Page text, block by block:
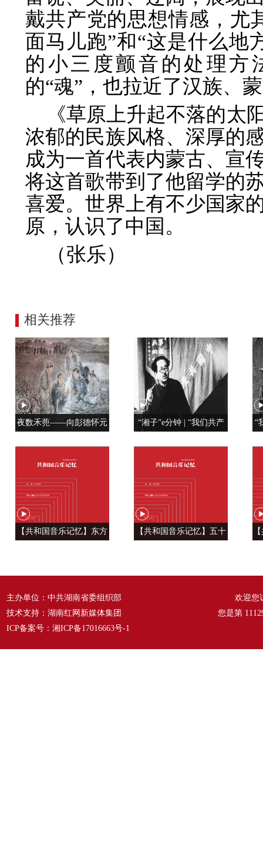
戴共产党的思想情感，尤
面马儿跑”和“这是什么地
的小三度颤音的处理方
的“魂”，也拉近了汉族、
《草原上升起不落的太
浓郁的民族风格、深厚的
成为一首代表内蒙古、宣
将这首歌带到了他留学的
喜爱。世界上有不少国家
原，认识了中国。
（张乐）
相关推荐
夜数禾蔸——向彭德怀元
“湘子”e分钟 | “我们共产
“
【共和国音乐记忆】东方
【共和国音乐记忆】五十
主办单位：中共湖南省委组织部
技术支持：湖南红网新媒体集团
ICP备案号： 湘ICP备17016663号-1
欢迎您
您是第